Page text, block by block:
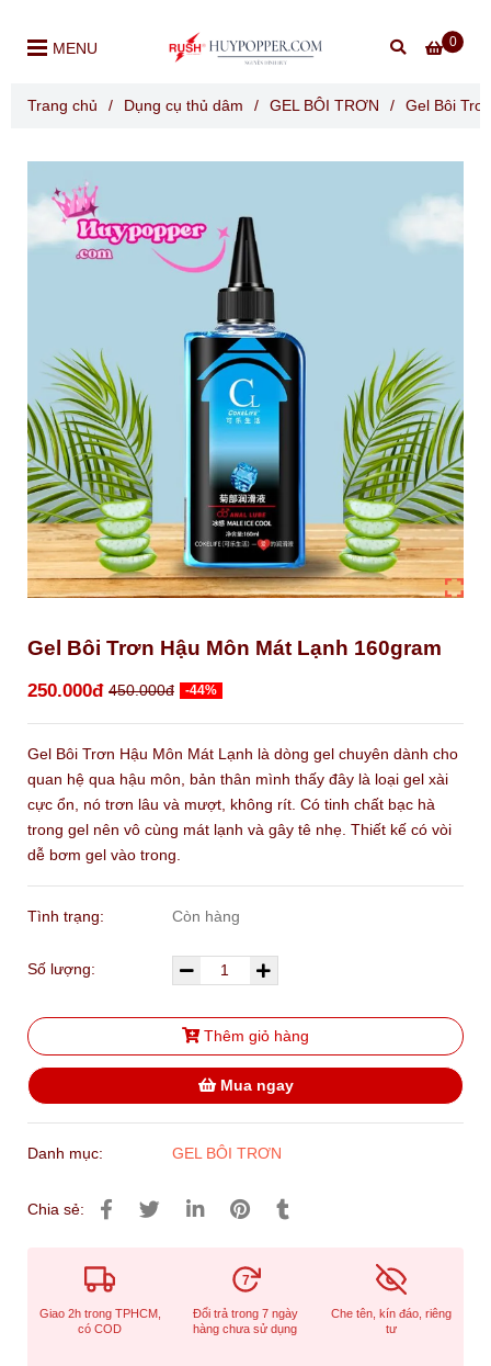
0
MENU
Trang chủ / Dụng cụ thủ dâm / GEL BÔI TRƠN / Gel Bôi
Gel Bôi Trơn Hậu Môn Mát Lạnh 160gram
250.000đ 450.000đ -44%
Gel Bôi Trơn Hậu Môn Mát Lạnh là dòng gel chuyên dành cho
quan hệ qua hậu môn, bản thân mình thấy đây là loại gel xài
cực ổn, nó trơn lâu và mượt, không rít. Có tinh chất bạc hà
trong gel nên vô cùng mát lạnh và gây tê nhẹ. Thiết kế có vòi
dễ bơm gel vào trong.
Tình trạng: Còn hàng
Số lượng:
Thêm giỏ hàng
Mua ngay
Danh mục: GEL BÔI TRƠN
Chia sẻ:
Giao 2h trong TPHCM,
có COD
7
Đổi trả trong 7 ngày
hàng chưa sử dụng
Che tên, kín đáo, riêng
tư